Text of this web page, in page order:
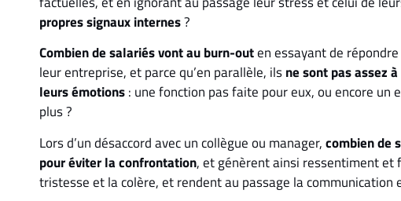
propres signaux internes?
Combien de salariés vont au burn-outen essayant de
leur entreprise, et parce qu’en parallèle, ilsne sont pas assez
leurs émotions: une fonction pas faite pour eux, ou encore
plus ?
Lors d’un désaccord avec un collègue ou manager,combien de
pour éviter la confrontation, et génèrent ainsi ressentiment
tristesse et la colère, et rendent au passage la communication